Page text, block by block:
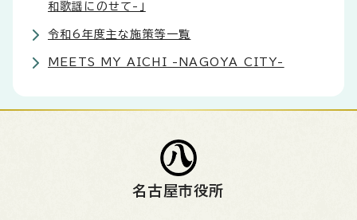
和歌謡にのせて-」
令和6年度主な施策等一覧
MEETS MY AICHI -NAGOYA CITY-
名古屋市役所